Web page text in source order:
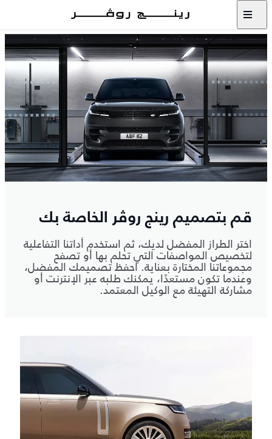
قم بتصميم رينج روڤر الخاصة بك
اختر الطراز المفضل لديك، ثم استخدم أداتنا التفاعلية
لتخصيص المواصفات التي تحلم بها أو تصفح
مجموعاتنا المختارة بعناية. احفظ تصميمك المفضل،
وعندما تكون مستعدًا، يمكنك طلبه عبر الإنترنت أو
مشاركة التهيئة مع الوكيل المعتمد.